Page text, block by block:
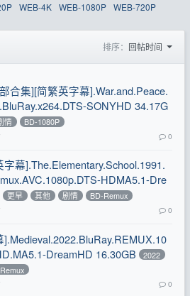
WEB-4K WEB-1080P WEB-720P
排序： 回帖时间
合集][简繁英字幕].War.and.Peace.
SONYHD 34.17G
情 BD-1080P
0
幕].The.Elementary.School.1991.
HDMA5.1-Dre
更早 其他 剧情 BD-Remux
0
DreamHD 16.30GB
2022
0